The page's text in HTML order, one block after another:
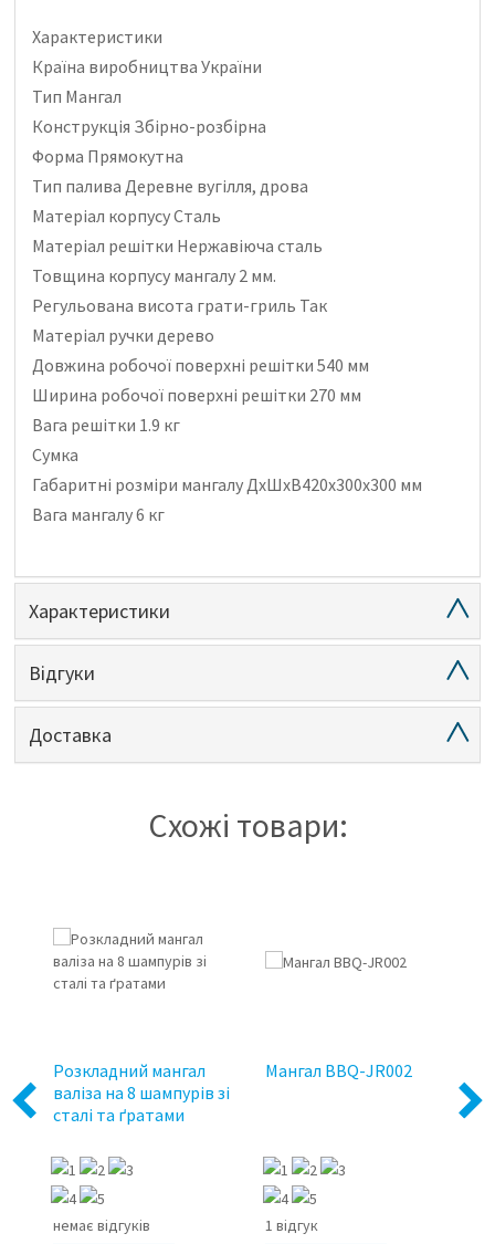
Характеристики
Країна виробництва України
Тип Мангал
Конструкція Збірно-розбірна
Форма Прямокутна
Тип палива Деревне вугілля, дрова
Матеріал корпусу Сталь
Матеріал решітки Нержавіюча сталь
Товщина корпусу мангалу 2 мм.
Регульована висота грати-гриль Так
Матеріал ручки дерево
Довжина робочої поверхні решітки 540 мм
Ширина робочої поверхні решітки 270 мм
Вага решітки 1.9 кг
Сумка
Габаритні розміри мангалу ДхШхВ420х300х300 мм
Вага мангалу 6 кг
Характеристики
Відгуки
Доставка
Схожі товари:
Previous
Розкладний мангал
валіза на 8 шампурів зі
сталі та ґратами
немає відгуків
Мангал BBQ-JR002
1 відгук
Next